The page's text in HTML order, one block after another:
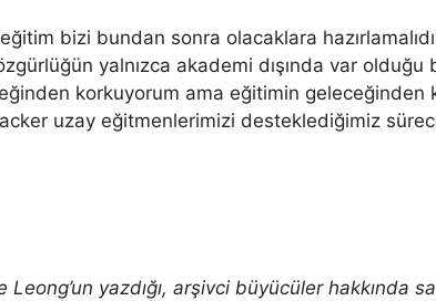
bizi bundan sonra olacaklara
yalnızca akademi dışında var olduğu
korkuyorum ama eğitimin geleceğinden
uzay eğitmenlerimizi desteklediğimiz
Leong’un yazdığı, arşivci büyücüler hakkında